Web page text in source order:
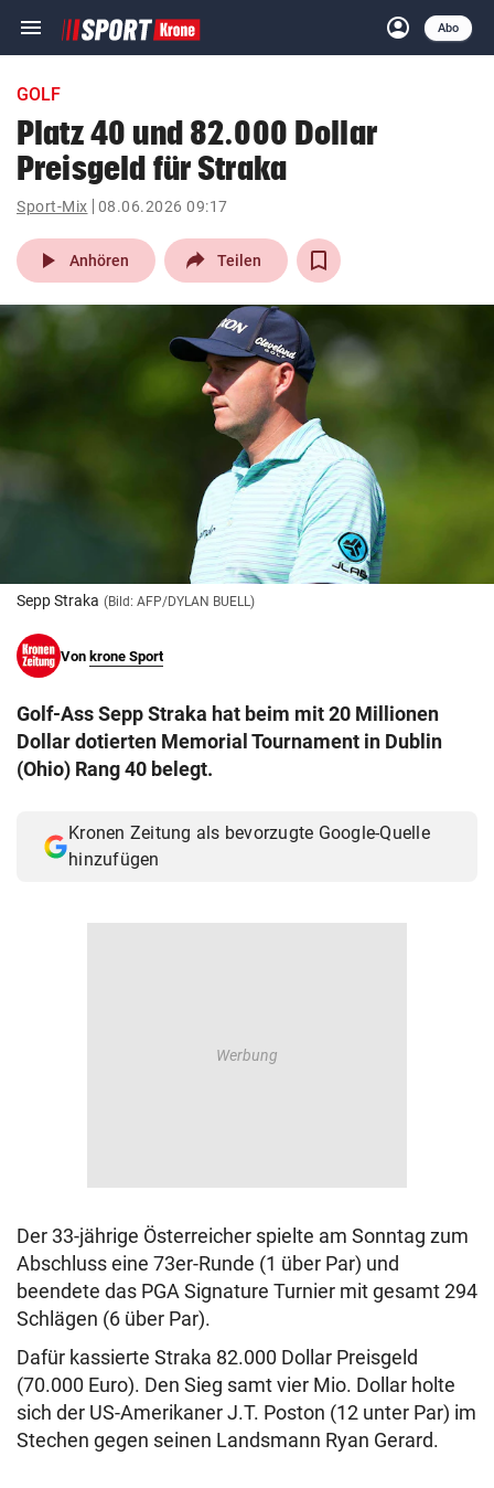
menu Navigation
ein-/ausklappen
account_circle
Anmelden
Abo
close Schließen
account_circle Anmelden
pin_drop
Wien arrow_right
bookmark
© Krone Multimedia GmbH & Co KG 2026
Muthgasse 2, 1190 Wien
GOLF
Platz 40 und 82.000 Dollar
Preisgeld für Straka
Sport-Mix 08.06.2026 09:17
play_arrow Anhören Teilen
Sepp Straka (Bild: AFP/DYLAN BUELL)
Von krone Sport
Golf-Ass Sepp Straka hat beim mit 20 Millionen
Dollar dotierten Memorial Tournament in Dublin
(Ohio) Rang 40 belegt.
Kronen Zeitung als bevorzugte Google-Quelle
hinzufügen
Der 33-jährige Österreicher spielte am Sonntag zum
Abschluss eine 73er-Runde (1 über Par) und
beendete das PGA Signature Turnier mit gesamt 294
Schlägen (6 über Par).
Dafür kassierte Straka 82.000 Dollar Preisgeld
(70.000 Euro). Den Sieg samt vier Mio. Dollar holte
sich der US-Amerikaner J.T. Poston (12 unter Par) im
Stechen gegen seinen Landsmann Ryan Gerard.